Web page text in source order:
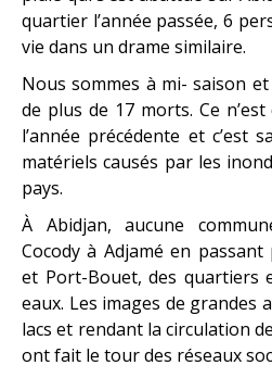
quartier l’année passée, 6
vie dans un drame similaire.
Nous sommes à mi- saison
de plus de 17 morts. Ce
l’année précédente et c’est
matériels causés par les
pays.
À Abidjan, aucune
Cocody à Adjamé en
et Port-Bouet, des quartiers
eaux. Les images de grandes
lacs et rendant la circulation
ont fait le tour des réseaux